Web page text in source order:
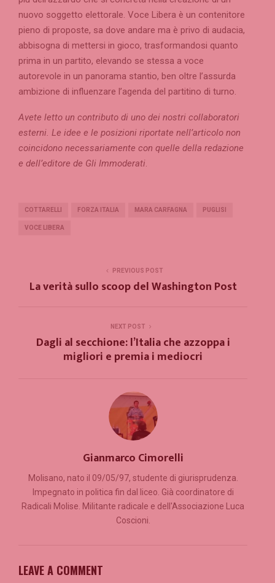
nuovo soggetto elettorale. Voce Libera è un contenitore
pieno di proposte, sa dove andare ma è privo di audacia,
abbisogna di mettersi in gioco, trasformandosi quanto
prima in un partito, elevando se stessa a voce
autorevole in un panorama stantio, ben oltre l’assurda
ambizione di influenzare l’agenda del partitino di turno.
Avete letto un contributo di uno dei nostri collaboratori
esterni. Le idee e le posizioni riportate nell’articolo non
coincidono necessariamente con quelle della redazione
e dell’editore de Gli Immoderati.
COTTARELLI FORZA ITALIA MARA CARFAGNA PUGLISI
VOCE LIBERA
PREVIOUS POST
La verità sullo scoop del Washington Post
NEXT POST
Dagli al secchione: l’Italia che azzoppa i
migliori e premia i mediocri
Gianmarco Cimorelli
Molisano, nato il 09/05/97, studente di giurisprudenza.
Impegnato in politica fin dal liceo. Già coordinatore di
Radicali Molise. Militante radicale e dell'Associazione Luca
Coscioni.
LEAVE A COMMENT